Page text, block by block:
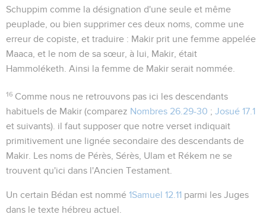
Schuppim comme la désignation d'une seule et même
peuplade, ou bien supprimer ces deux noms, comme une
erreur de copiste, et traduire : Makir prit une femme appelée
Maaca, et le nom de sa sœur, à lui, Makir, était
Hammoléketh . Ainsi la femme de Makir serait nommée.
16 Comme nous ne retrouvons pas ici les descendants
habituels de Makir (comparez Nombres 26.29-30 ; Josué 17.1
et suivants). il faut supposer que notre verset indiquait
primitivement une lignée secondaire des descendants de
Makir. Les noms de Pérès, Sérès, Ulam et Rékem ne se
trouvent qu'ici dans l'Ancien Testament.
Un certain Bédan est nommé 1Samuel 12.11 parmi les Juges
dans le texte hébreu actuel.